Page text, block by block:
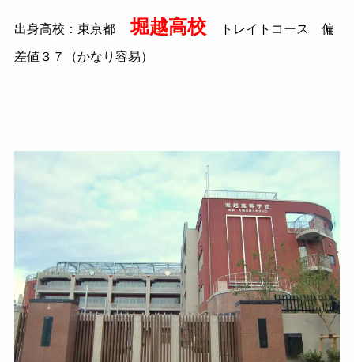
出身高校：東京都 堀越高校 トレイトコース 偏
差値３７（かなり容易）